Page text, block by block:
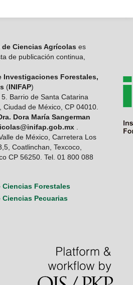
Ciencias Agrícolas es
de publicación continua,
Investigaciones Forestales,
(INIFAP)
Barrio de Santa Catarina
Ciudad de México, CP 04010.
Dora María Sangerman
.
de México, Carretera Los
Coatlinchan, Texcoco,
CP 56250. Tel. 01 800 088
Ciencias Forestales
Ciencias Pecuarias